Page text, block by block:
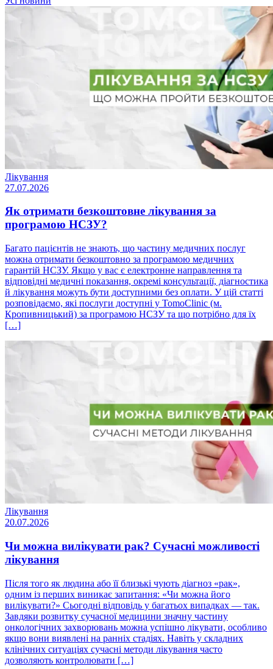
Лікування
27.07.2026
Як отримати безкоштовне лікування за
програмою НСЗУ?
Багато пацієнтів не знають, що частину медичних послуг
можна отримати безкоштовно за програмою медичних
гарантій НСЗУ. Якщо у вас є електронне направлення та
відповідні медичні показання, окремі консультації, діагностика
й лікування можуть бути доступними без оплати. У цій статті
розповідаємо, які послуги доступні у TomoClinic (м.
Кропивницький) за програмою НСЗУ та що потрібно для їх
[…]
Лікування
20.07.2026
Чи можна вилікувати рак? Сучасні можливості
лікування
Після того як людина або її близькі чують діагноз «рак»,
одним із перших виникає запитання: «Чи можна його
вилікувати?» Сьогодні відповідь у багатьох випадках — так.
Завдяки розвитку сучасної медицини значну частину
онкологічних захворювань можна успішно лікувати, особливо
якщо вони виявлені на ранніх стадіях. Навіть у складних
клінічних ситуаціях сучасні методи лікування часто
дозволяють контролювати […]